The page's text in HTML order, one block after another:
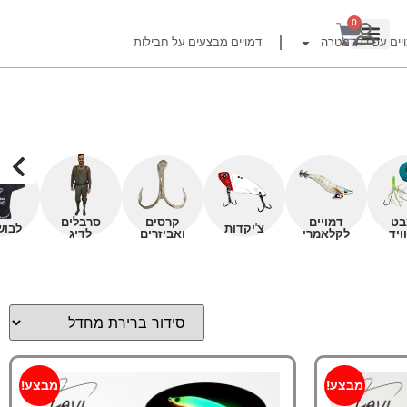
0
עפ"י דג מטרה דמויים מבצעים על חבילות
דמויים
לקלאמרי
צ'יקדות
קרסים
ואביזרים
סרבלים
לדיג
מבצע! מבצע!